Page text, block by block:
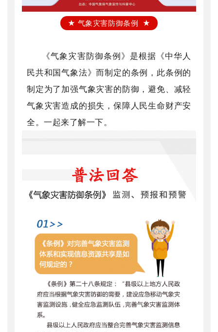
★ 气象灾害防御条例 ★
《气象灾害防御条例》是根据《中华人
民共和国气象法》而制定的条例，此条例的
制定为了加强气象灾害的防御，避免、减轻
气象灾害造成的损失，保障人民生命财产安
全。一起来了解一下。